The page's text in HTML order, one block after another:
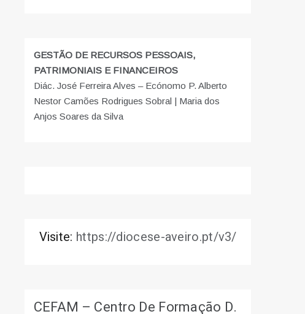
GESTÃO DE RECURSOS PESSOAIS,
PATRIMONIAIS E FINANCEIROS
Diác. José Ferreira Alves – Ecónomo P. Alberto
Nestor Camões Rodrigues Sobral | Maria dos
Anjos Soares da Silva
Visite: https://diocese-aveiro.pt/v3/
CEFAM – Centro De Formação D.